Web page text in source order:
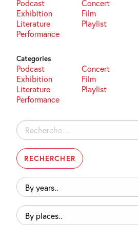
Podcast Concert
Exhibition
Film
Literature
Playlist
Performance
Categories
Podcast Concert
Exhibition
Film
Literature
Playlist
Performance
Rechercher :
By
years..
By
places..